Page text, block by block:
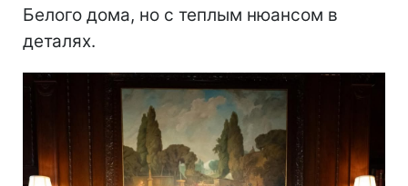
Белого дома, но с теплым нюансом в
деталях.